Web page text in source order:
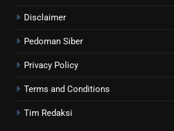
Disclaimer
Pedoman Siber
Privacy Policy
Terms and Conditions
Tim Redaksi